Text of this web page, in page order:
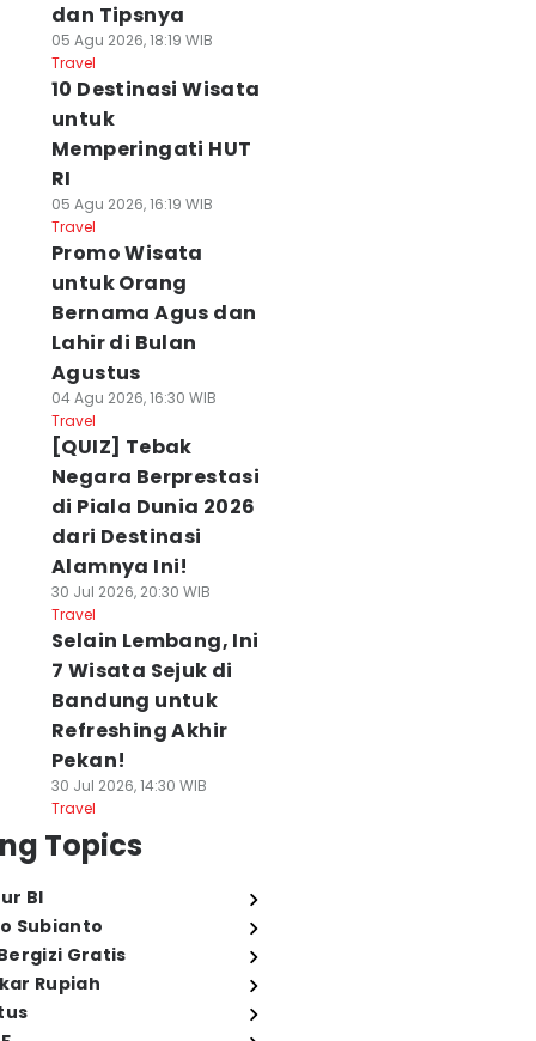
dan Tipsnya
05 Agu 2026, 18:19 WIB
Travel
10 Destinasi Wisata
untuk
Memperingati HUT
RI
05 Agu 2026, 16:19 WIB
Travel
Promo Wisata
untuk Orang
Bernama Agus dan
Lahir di Bulan
Agustus
04 Agu 2026, 16:30 WIB
Travel
[QUIZ] Tebak
Negara Berprestasi
di Piala Dunia 2026
dari Destinasi
Alamnya Ini!
30 Jul 2026, 20:30 WIB
Travel
Selain Lembang, Ini
7 Wisata Sejuk di
Bandung untuk
Refreshing Akhir
Pekan!
30 Jul 2026, 14:30 WIB
Travel
Topics
BI
Subianto
Gratis
Rupiah